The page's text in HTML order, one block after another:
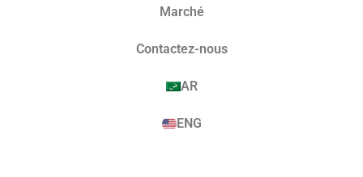
Marché​
Contactez-nous
AR
ENG